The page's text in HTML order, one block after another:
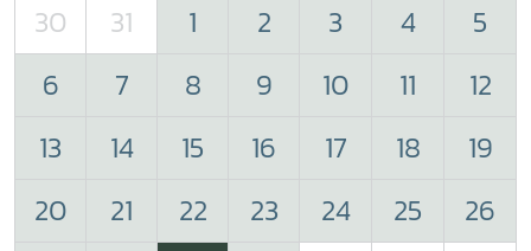
30
31 1 2 3 4
5
6
7 8 9 10 11
12
13
14 15 16 17 18
19
20
21 22 23 24 25
26